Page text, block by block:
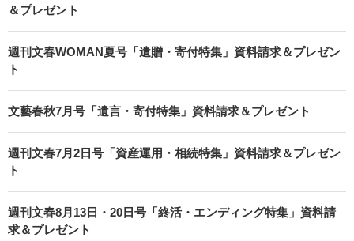
＆プレゼント
週刊文春WOMAN夏号「遺贈・寄付特集」資料請求＆プレゼン
ト
文藝春秋7月号「遺言・寄付特集」資料請求＆プレゼント
週刊文春7月2日号「資産運用・相続特集」資料請求＆プレゼン
ト
週刊文春8月13日・20日号「終活・エンディング特集」資料請
求＆プレゼント